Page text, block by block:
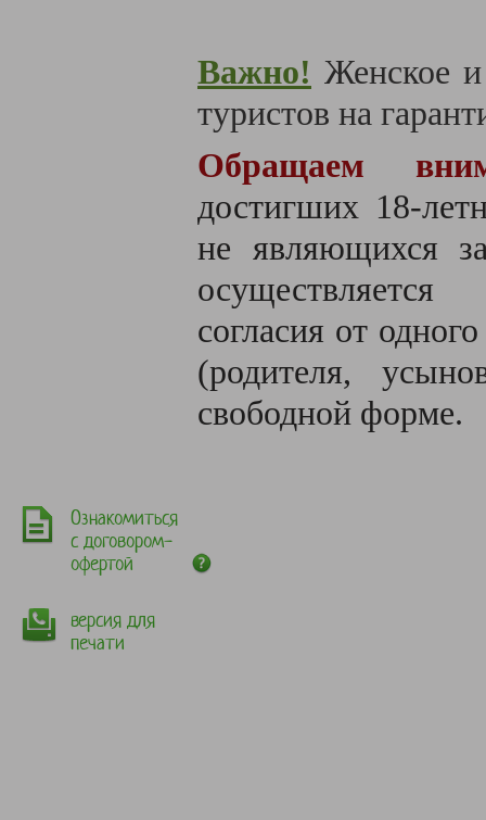
Важно! Женское
туристов на
Обращаем
достигших 18-
не являющихся
согласия от
(родителя,
свободной форме.
Ознакомиться
с договором-
офертой
версия для
печати